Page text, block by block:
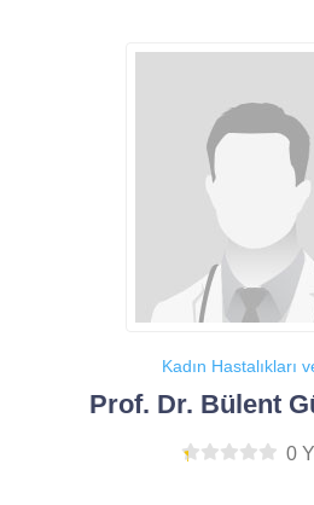
Kadın Hastalıkları
Prof. Dr. Bülent
0